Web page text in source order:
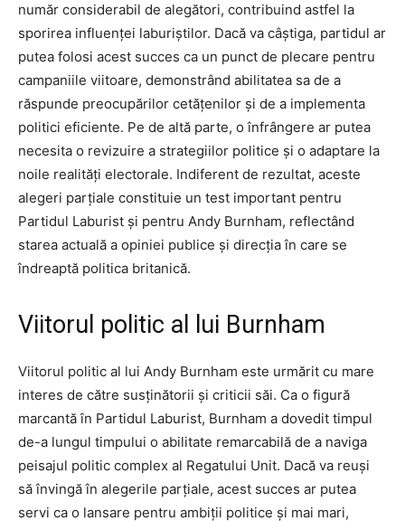
număr considerabil de alegători, contribuind astfel la
sporirea influenței laburiștilor. Dacă va câștiga, partidul ar
putea folosi acest succes ca un punct de plecare pentru
campaniile viitoare, demonstrând abilitatea sa de a
răspunde preocupărilor cetățenilor și de a implementa
politici eficiente. Pe de altă parte, o înfrângere ar putea
necesita o revizuire a strategiilor politice și o adaptare la
noile realități electorale. Indiferent de rezultat, aceste
alegeri parțiale constituie un test important pentru
Partidul Laburist și pentru Andy Burnham, reflectând
starea actuală a opiniei publice și direcția în care se
îndreaptă politica britanică.
Viitorul politic al lui Burnham
Viitorul politic al lui Andy Burnham este urmărit cu mare
interes de către susținătorii și criticii săi. Ca o figură
marcantă în Partidul Laburist, Burnham a dovedit timpul
de-a lungul timpului o abilitate remarcabilă de a naviga
peisajul politic complex al Regatului Unit. Dacă va reuși
să învingă în alegerile parțiale, acest succes ar putea
servi ca o lansare pentru ambiții politice și mai mari,